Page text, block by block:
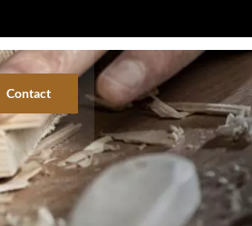
Contact